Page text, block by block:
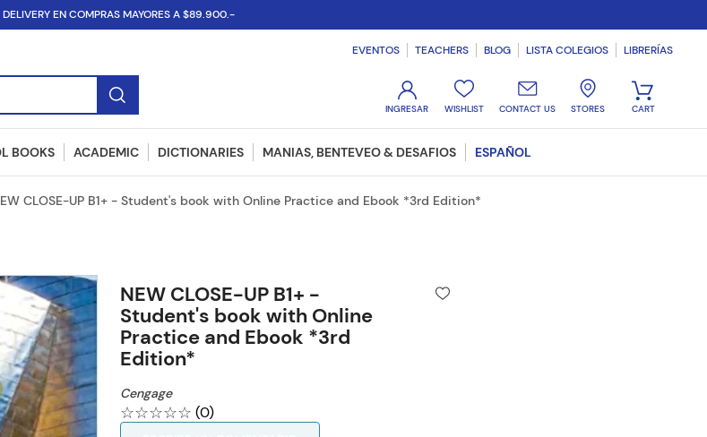
DELIVERY EN COMPRAS MAYORES A $89.900.-
EVENTOS TEACHERS BLOG LISTA COLEGIOS LIBRERÍAS
WISHLIST CONTACT US STORES
BOOKS ACADEMIC DICTIONARIES MANIAS, BENTEVEO & DESAFIOS ESPAÑOL
CLOSE-UP B1+ - Student's book with Online Practice and Ebook *3rd Edition*
NEW CLOSE-UP B1+ -
Student's book with Online
Practice and Ebook *3rd
Edition*
Cengage
☆☆☆☆☆ (0)